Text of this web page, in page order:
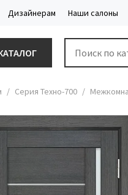
Дизайнерам Наши салоны
Серия Техно-700